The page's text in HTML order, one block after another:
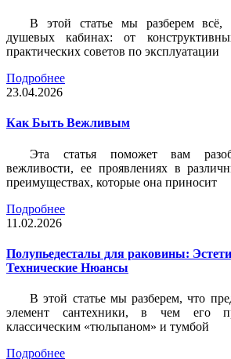
В этой статье мы разберем
душевых кабинах: от
практических советов по эксплуатации
Подробнее
23.04.2026
Как Быть Вежливым
Эта статья поможет вам
вежливости, ее проявлениях в
преимуществах, которые она приносит
Подробнее
11.02.2026
Полупьедесталы для раковины:
Технические Нюансы
В этой статье мы разберем, что
элемент сантехники, в чем его
классическим «тюльпаном» и тумбой
Подробнее